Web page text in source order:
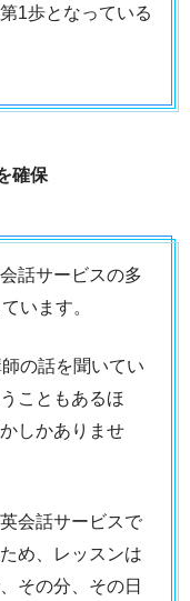
1歩となっている
確保
話サービスの多
います。
の話を聞いてい
こともあるほ
しかありませ
会話サービスで
め、レッスンは
その分、その日